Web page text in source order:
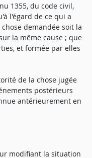
1355, du code civil,
l'égard de ce qui a
demandée soit la
la même cause ; que
et formée par elles
de la chose jugée
postérieurs
antérieurement en
modifiant la situation